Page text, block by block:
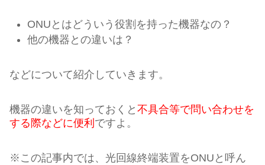
ONUとはどういう役割を持った機器なの？
他の機器との違いは？
などについて紹介していきます。
機器の違いを知っておくと 不具合等で問い合わせを
する際などに便利 ですよ。
※この記事内では、光回線終端装置をONUと呼ん